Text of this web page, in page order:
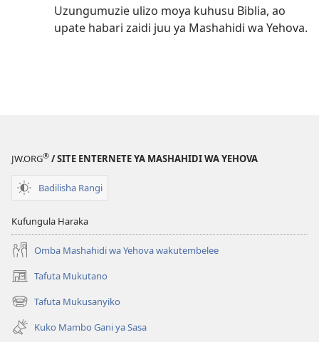
Uzungumuzie ulizo moya kuhusu Biblia, ao
upate habari zaidi juu ya Mashahidi wa Yehova.
JW.ORG® / SITE ENTERNETE YA MASHAHIDI WA YEHOVA
Badilisha Rangi
Kufungula Haraka
Omba Mashahidi wa Yehova wakutembelee
Tafuta Mukutano
(opens
new
window)
Tafuta Mukusanyiko
(opens
new
window)
Kuko Mambo Gani ya Sasa